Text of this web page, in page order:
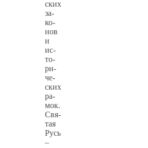
ских
за­
ко­
нов
и
ис­
то­
ри­
че­
ских
ра­
мок.
Свя­
тая
Русь
–